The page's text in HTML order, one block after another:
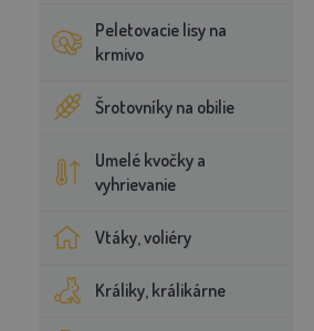
Peletovacie lisy na
krmivo
Šrotovníky na obilie
Umelé kvočky a
vyhrievanie
Vtáky, voliéry
Králiky, králikárne